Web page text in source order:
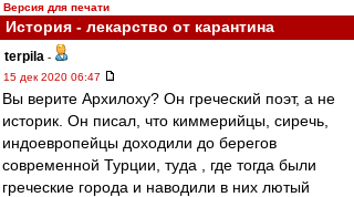
Версия для печати
История - лекарство от карантина
terpila -
15 дек 2020 06:47
Вы верите Архилоху? Он греческий поэт, а не
историк. Он писал, что киммерийцы, сиречь,
индоевропейцы доходили до берегов
современной Турции, туда , где тогда были
греческие города и наводили в них лютый